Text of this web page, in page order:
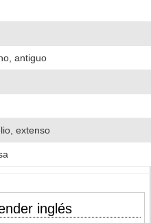
antiguo
extenso
inglés